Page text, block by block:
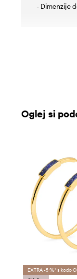
- Dimenzije
Oglej si
EXTRA -5 %* s kodo